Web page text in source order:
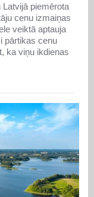
Latvijā piemērota
cenu izmaiņas
veiktā aptauja
pārtikas cenu
ka viņu ikdienas